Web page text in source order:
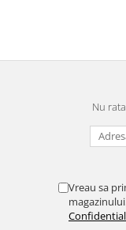
Nu
Vreau sa